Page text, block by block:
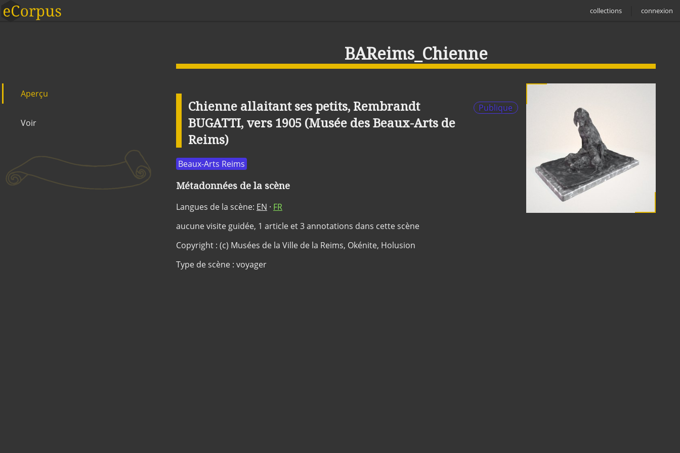
collections connexion
BAReims_Chienne
Aperçu
Voir
Chienne allaitant ses petits, Rembrandt
BUGATTI, vers 1905 (Musée des Beaux-Arts de
Reims)
Publique
Beaux-Arts Reims
Métadonnées de la scène
Langues de la scène: EN · FR
aucune visite guidée, 1 article et 3 annotations dans cette scène
Copyright : (c) Musées de la Ville de la Reims, Okénite, Holusion
Type de scène : voyager